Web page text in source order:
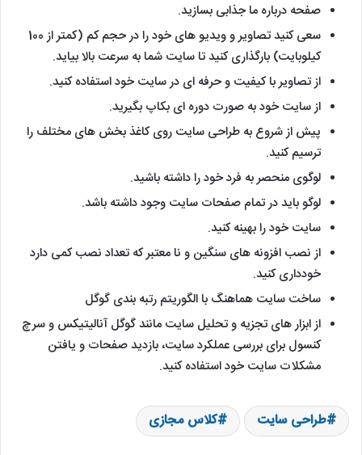
صفحه درباره ما جذابی بسازید.
سعی کنید تصاویر و ویدیو های خود را در حجم کم (کمتر از 100
کیلوبایت) بارگذاری کنید تا سایت شما به سرعت بالا بیاید.
از تصاویر با کیفیت و حرفه ای در سایت خود استفاده کنید.
از سایت خود به صورت دوره ای بکاپ بگیرید.
پیش از شروع به طراحی سایت روی کاغذ بخش های مختلف را
ترسیم کنید.
لوگوی منحصر به فرد خود را داشته باشید.
لوگو باید در تمام صفحات سایت وجود داشته باشد.
سایت خود را بهینه کنید.
از نصب افزونه های سنگین و نا معتبر که تعداد نصب کمی دارد
خودداری کنید.
ساخت سایت هماهنگ با الگوریتم رتبه بندی گوگل
از ابزار های تجزیه و تحلیل سایت مانند گوگل آنالیتیکس و سرچ
کنسول برای بررسی عملکرد سایت، بازدید صفحات و یافتن
مشکلات سایت خود استفاده کنید.
طراحی سایت کلاس مجازی